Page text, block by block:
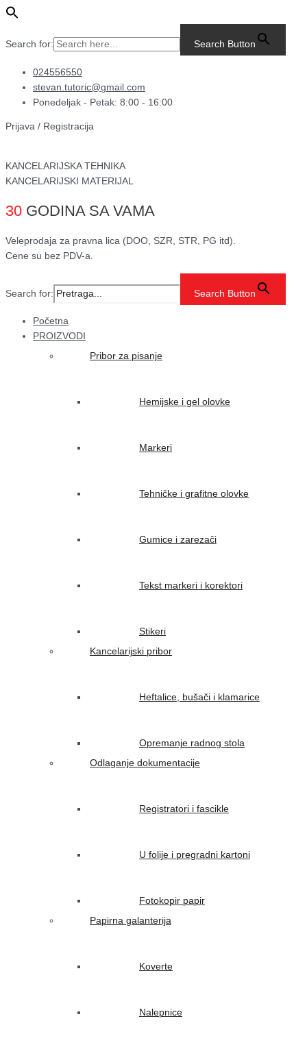
Search for: Search Button
Pređi
024556550
stevan.tutoric@gmail.com
Ponedeljak - Petak: 8:00 - 16:00
Prijava / Registracija
KANCELARIJSKA TEHNIKA
KANCELARIJSKI MATERIJAL
30 GODINA SA VAMA
Veleprodaja za pravna lica (DOO, SZR, STR, PG itd).
Cene su bez PDV-a.
Search for: Search Button
Main
Menu
Početna
PROIZVODI
Pribor za pisanje
Hemijske i gel olovke
Markeri
Tehničke i grafitne olovke
Gumice i zarezači
Tekst markeri i korektori
Stikeri
Kancelarijski pribor
Heftalice, bušači i klamarice
Opremanje radnog stola
Odlaganje dokumentacije
Registratori i fascikle
U folije i pregradni kartoni
Fotokopir papir
Papirna galanterija
Koverte
Nalepnice
MAGNETNI
RAM
CRVENI